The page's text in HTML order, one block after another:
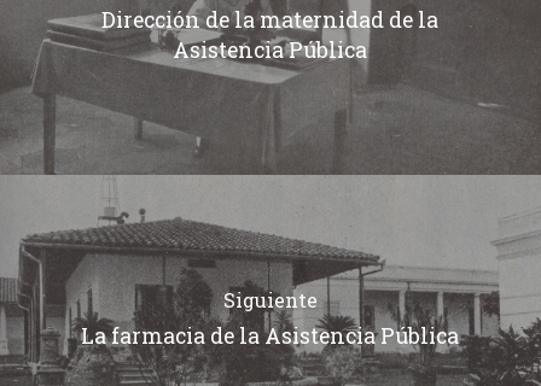
Dirección de la maternidad de la
Asistencia Pública
Siguiente
La farmacia de la Asistencia Pública